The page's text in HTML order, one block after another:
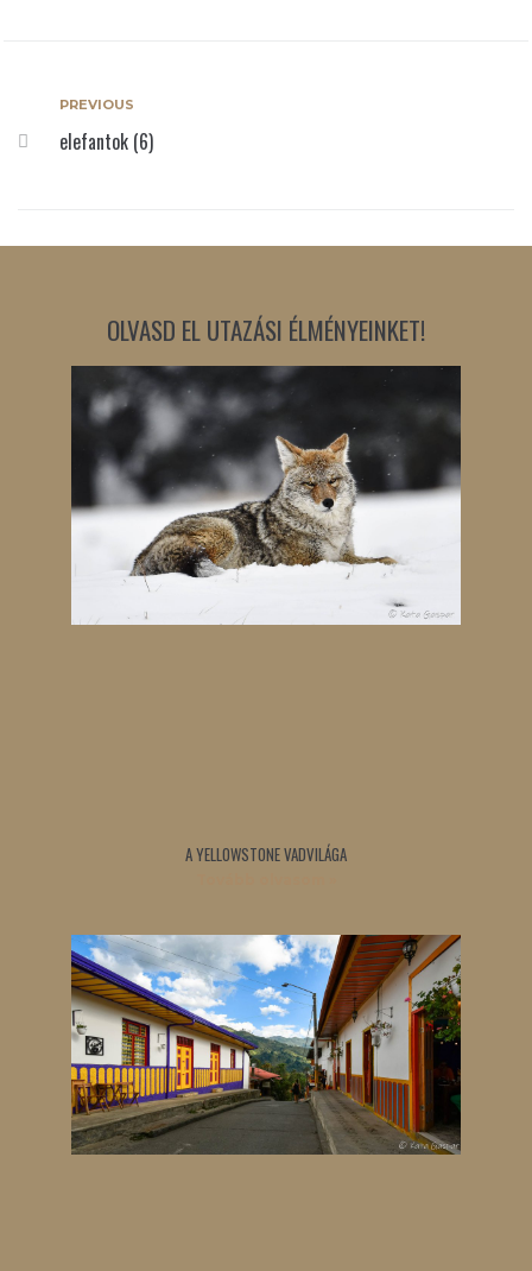
PREVIOUS
elefantok (6)
OLVASD EL UTAZÁSI ÉLMÉNYEINKET!
A YELLOWSTONE VADVILÁGA